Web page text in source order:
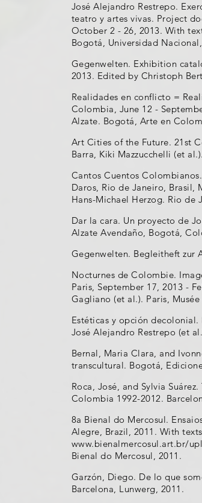
José Alejandro Restrepo.
teatro y artes vivas. Project
October 2 - 26, 2013. With
Bogotá, Universidad
Gegenwelten. Exhibition
2013. Edited by Christoph
Realidades en conflicto =
Colombia, June 12 -
Alzate. Bogotá, Arte en
Art Cities of the Future. 21st
Barra, Kiki Mazzucchelli (et
Cantos Cuentos
Daros, Rio de Janeiro, Brasil,
Hans-Michael Herzog. Rio de
Dar la cara. Un proyecto de
Alzate Avendaño, Bogotá,
Gegenwelten. Begleitheft zur
Nocturnes de Colombie.
Paris, September 17, 2013 -
Gagliano (et al.). Paris,
Estéticas y opción
José Alejandro Restrepo (et
Bernal, Maria Clara, and
transcultural. Bogotá,
Roca, José, and Sylvia
Colombia 1992-2012.
8a Bienal do Mercosul.
Alegre, Brazil, 2011. With
www.bienalmercosul.art.br/
Bienal do Mercosul, 2011.
Garzón, Diego. De lo que
Barcelona, Lunwerg, 2011.